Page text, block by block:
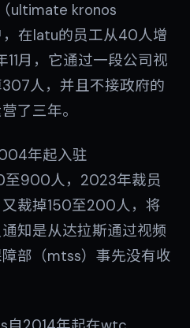
ultimate kronos
在latu的员工从40人增
月，它通过一段公司视
人，并且不接政府的
了三年。
年起入驻
900人，2023年裁员
裁掉150至200人，将
知是从达拉斯通过视频
部（mtss）事先没有收